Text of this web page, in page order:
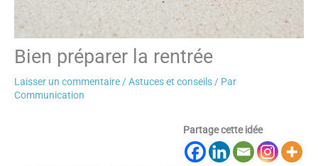
Bien préparer la rentrée
Laisser un commentaire /Astuces et conseils / Par
Communication
Partage cette idée